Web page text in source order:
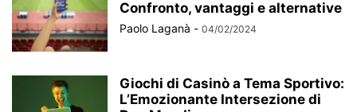
Confronto, vantaggi e alternative
Paolo Laganà - 04/02/2024
Giochi di Casinò a Tema Sportivo:
L’Emozionante Intersezione di